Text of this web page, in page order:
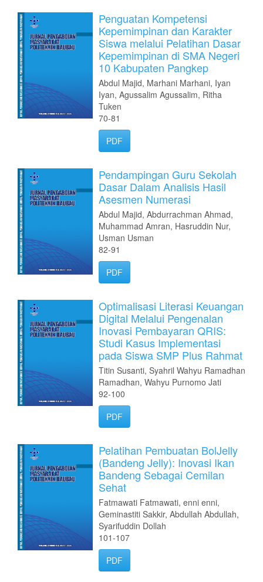
Penguatan Kompetensi
Kepemimpinan dan Karakter
Siswa melalui Pelatihan Dasar
Kepemimpinan di SMA Negeri
10 Kabupaten Pangkep
Abdul Majid, Marhani Marhani, Iyan
Iyan, Agussalim Agussalim, Ritha
Tuken
70-81
PDF
Pendampingan Guru Sekolah
Dasar Dalam Analisis Hasil
Asesmen Numerasi
Abdul Majid, Abdurrachman Ahmad,
Muhammad Amran, Hasruddin Nur,
Usman Usman
82-91
PDF
Optimalisasi Literasi Keuangan
Digital Melalui Pengenalan
Inovasi Pembayaran QRIS:
Studi Kasus Implementasi
pada Siswa SMP Plus Rahmat
Titin Susanti, Syahril Wahyu Ramadhan
Ramadhan, Wahyu Purnomo Jati
92-100
PDF
Pelatihan Pembuatan BolJelly
(Bandeng Jelly): Inovasi Ikan
Bandeng Sebagai Cemilan
Sehat
Fatmawati Fatmawati, enni enni,
Geminastiti Sakkir, Abdullah Abdullah,
Syarifuddin Dollah
101-107
PDF